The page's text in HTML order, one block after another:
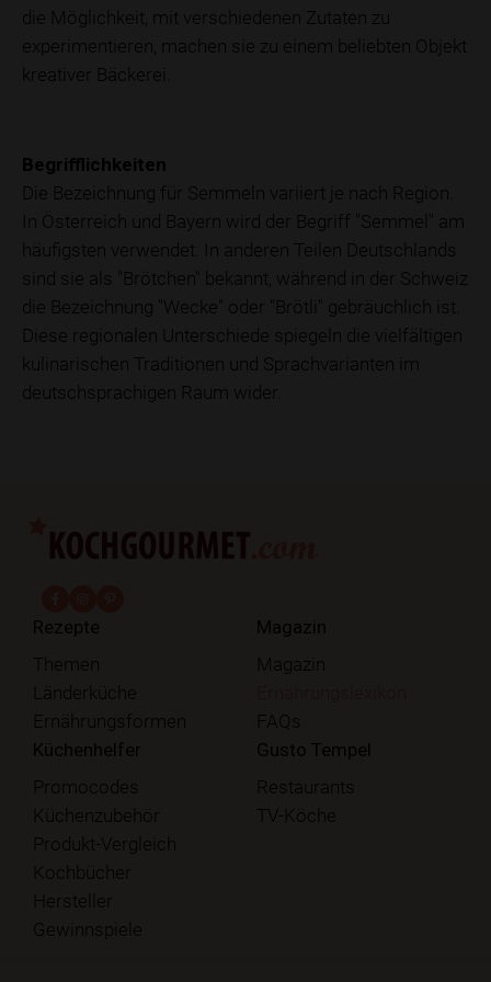
die Möglichkeit, mit verschiedenen Zutaten zu
experimentieren, machen sie zu einem beliebten Objekt
kreativer Bäckerei.
Begrifflichkeiten
Die Bezeichnung für Semmeln variiert je nach Region.
In Österreich und Bayern wird der Begriff "Semmel" am
häufigsten verwendet. In anderen Teilen Deutschlands
sind sie als "Brötchen" bekannt, während in der Schweiz
die Bezeichnung "Wecke" oder "Brötli" gebräuchlich ist.
Diese regionalen Unterschiede spiegeln die vielfältigen
kulinarischen Traditionen und Sprachvarianten im
deutschsprachigen Raum wider.
Rezepte
Themen
Länderküche
Ernährungsformen
Magazin
Magazin
FAQs
Küchenhelfer
Promocodes
Küchenzubehör
Produkt-Vergleich
Kochbücher
Hersteller
Gewinnspiele
Gusto Tempel
Restaurants
TV-Köche